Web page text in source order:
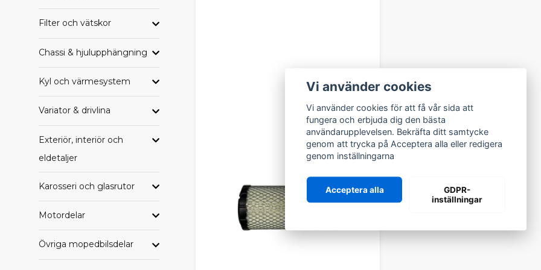
Filter och vätskor
Chassi & hjulupphängning
Kyl och värmesystem
Variator & drivlina
Exteriör, interiör och
eldetaljer
Karosseri och glasrutor
Motordelar
Övriga mopedbilsdelar
Filter (olja, luft, bränsle)
Hjullager och chassidelar
Elkomponenter och slitdelar
Övriga service- och reservdelar
Perfekt för dig som vill hålla nere servicekostnaden utan att
Hos oss är du aldrig låst till ett enda alternativ. Vi erbjuder alltid
budget och ditt behov:
SCP – vårt prisvärda kvalitetsalternativ
Vi använder cookies
Vi använder cookies för att få vår sida att
fungera och erbjuda dig den bästa
användarupplevelsen. Bekräfta ditt samtycke
genom att trycka på Acceptera alla eller redigera
genom inställningarna
Acceptera alla
GDPR-
inställningar